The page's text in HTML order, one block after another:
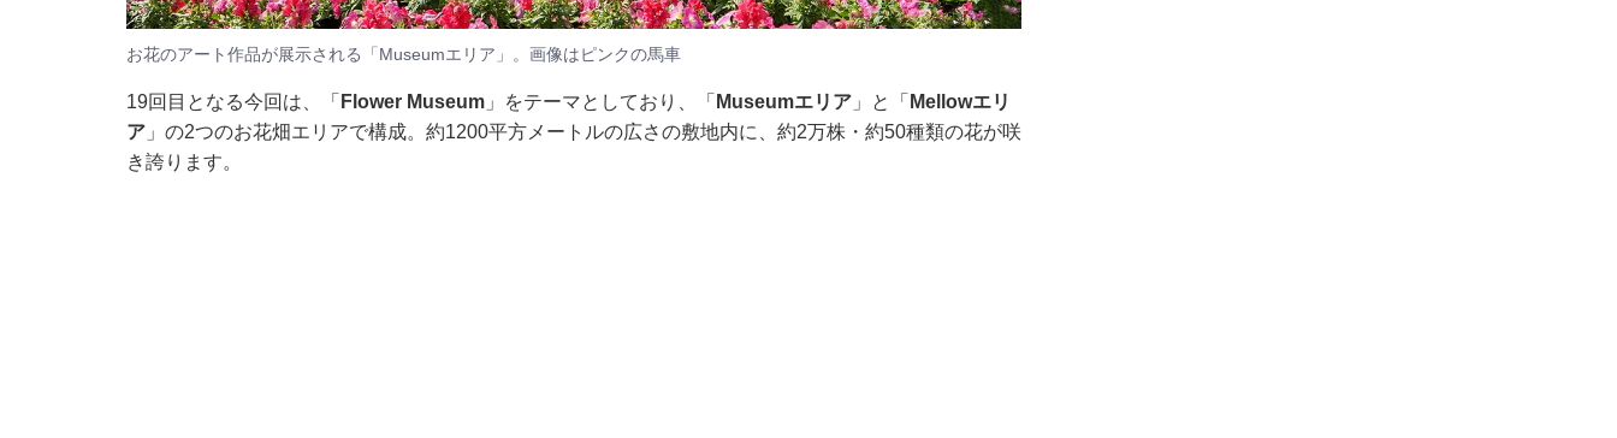
お花のアート作品が展示される「Museumエリア」。画像はピンクの馬車
19回目となる今回は、「 Flower Museum」をテーマとしており、「 Museumエリア」と「 Mellowエリ
ア」の2つのお花畑エリアで構成。約1200平方メートルの広さの敷地内に、約2万株・約50種類の花が咲
き誇ります。